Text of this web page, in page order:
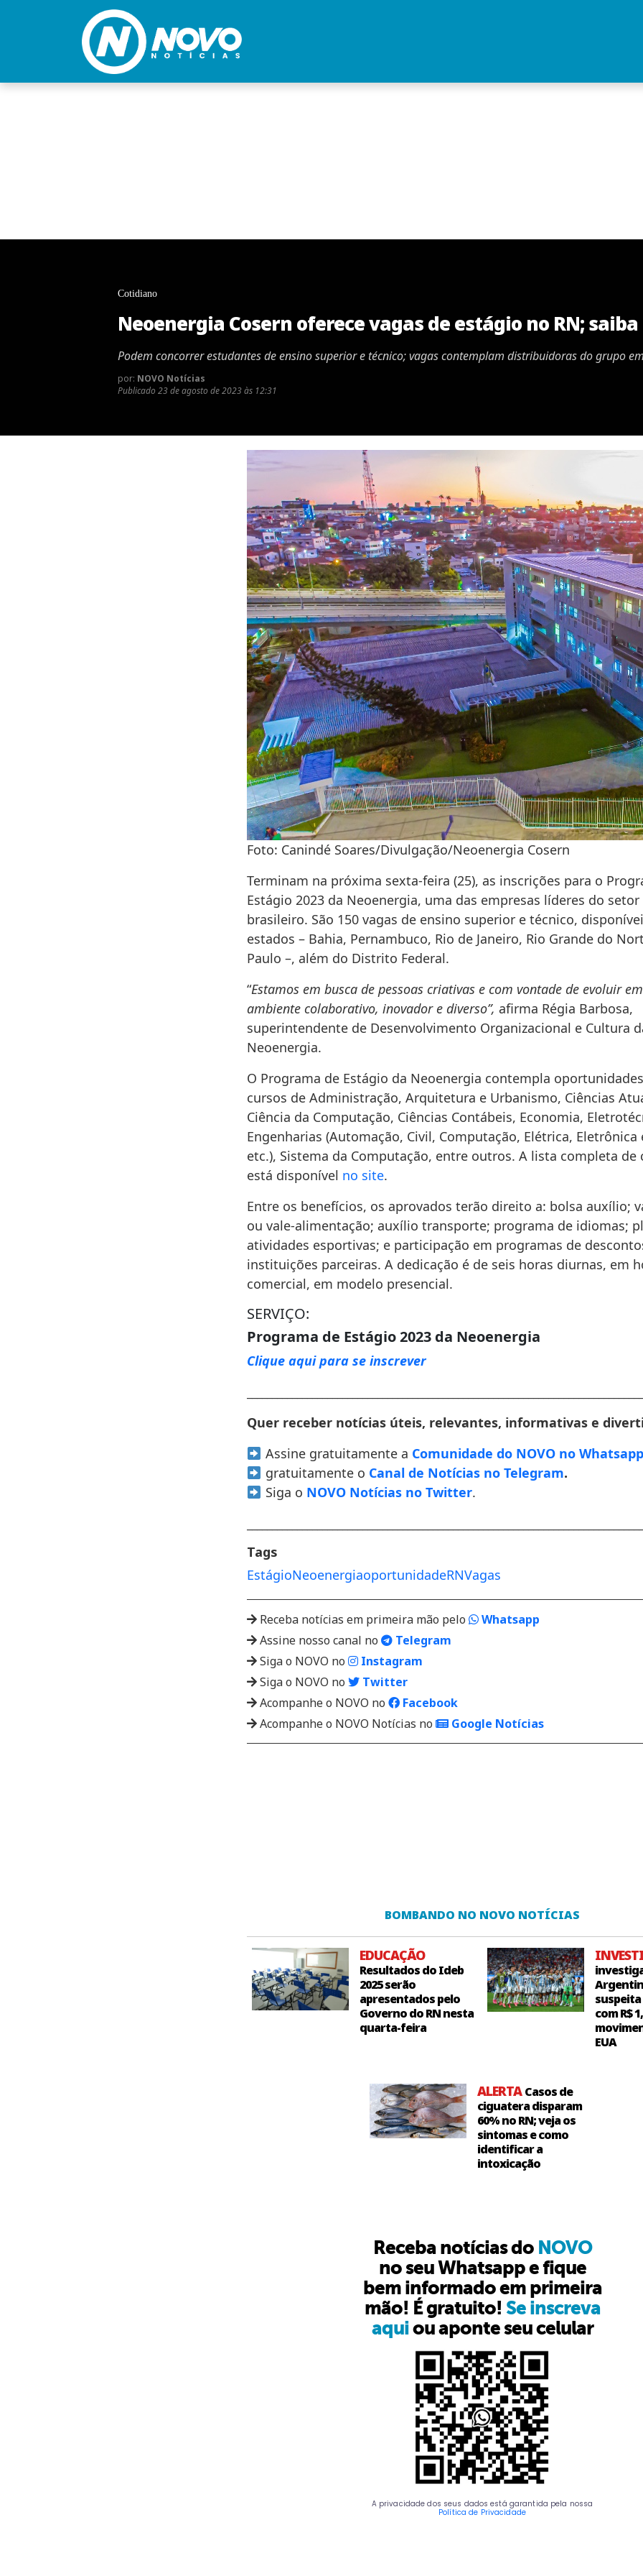
Cotidiano
Neoenergia Cosern oferece vagas de estágio no RN;
Podem concorrer estudantes de ensino superior e técnico; vagas contemplam distribuidoras do grupo
por: NOVO Notícias
Publicado 23 de agosto de 2023 às 12:31
Foto: Canindé Soares/Divulgação/Neoenergia Cosern
Terminam na próxima sexta-feira (25), as inscrições para o
Estágio 2023 da Neoenergia, uma das empresas líderes do
brasileiro. São 150 vagas de ensino superior e técnico,
estados – Bahia, Pernambuco, Rio de Janeiro, Rio Grande do
Paulo –, além do Distrito Federal.
“Estamos em busca de pessoas criativas e com vontade de evoluir
ambiente colaborativo, inovador e diverso”, afirma Régia Barbosa,
superintendente de Desenvolvimento Organizacional e Cultura
Neoenergia.
O Programa de Estágio da Neoenergia contempla
cursos de Administração, Arquitetura e Urbanismo, Ciências
Ciência da Computação, Ciências Contábeis, Economia,
Engenharias (Automação, Civil, Computação, Elétrica, Eletrônica
etc.), Sistema da Computação, entre outros. A lista completa de
está disponível no site.
Entre os benefícios, os aprovados terão direito a: bolsa auxílio;
ou vale-alimentação; auxílio transporte; programa de idiomas;
atividades esportivas; e participação em programas de
instituições parceiras. A dedicação é de seis horas diurnas, em
comercial, em modelo presencial.
SERVIÇO:
Programa de Estágio 2023 da Neoenergia
Clique aqui para se inscrever
Quer receber notícias úteis, relevantes, informativas e
Assine gratuitamente a Comunidade do NOVO no Whatsapp
gratuitamente o Canal de Notícias no Telegram.
Siga o NOVO Notícias no Twitter.
Tags
EstágioNeoenergiaoportunidadeRNVagas
Receba notícias em primeira mão pelo
Whatsapp
Assine nosso canal no
Telegram
Siga o NOVO no
Instagram
Siga o NOVO no
Twitter
Acompanhe o NOVO no
Facebook
Acompanhe o NOVO Notícias no
Google Notícias
BOMBANDO NO NOVO NOTÍCIAS
EDUCAÇÃO
Resultados do Ideb
2025 serão
apresentados pelo
Governo do RN nesta
quarta-feira
com R$
EUA
ALERTACasos de
ciguatera disparam
60% no RN; veja os
sintomas e como
identificar a
intoxicação
Receba notícias do NOVO
no seu Whatsapp e fique
bem informado em primeira
mão! É gratuito! Se inscreva
aquiou aponte seu celular
A privacidade dos seus dados está garantida pela nossa
Política de Privacidade